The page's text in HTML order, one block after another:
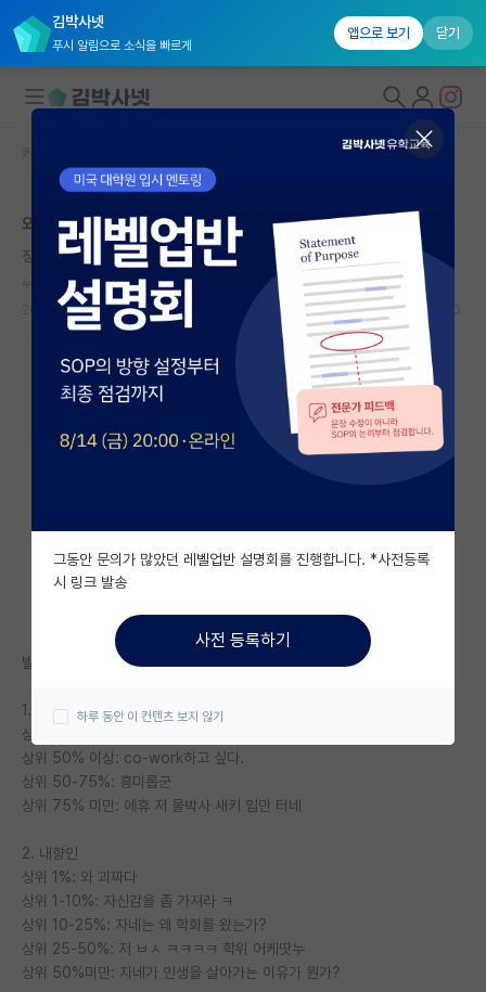
김박사넷
푸시 알림으로 소식을 빠르게
앱으로 보기 닫기
대학원생 모집
국내대학원 정보
연구실&오픈랩
커뮤니티
커뮤니티 홈
전체글보기
베스트 게시판
자유 게시판(아무개랩)
미국 유학 게시판
미국 대학원 합격 후기 게시판
대학원생 모집 게시판
연구실(PI) 홍보 게시판
석박사 채용 정보 게시판
학부 인턴 게시판
취업 게시판
임용 후기 게시판
커뮤니티 홈
외향인과 내향인 학회 발표 반응
징징대는 마르틴 하이데거
누적 신고가 20개 이상인 사용자입니다.
2026.06.14
8 6199
발표 내용 및 연구성과 기준
1. 외향인
상위 1%: 와 지린다 존경스럽다.
상위 50% 이상: co-work하고 싶다.
상위 50-75%: 흥미롭군
상위 75% 미만: 에휴 저 물박사 새키 입만 터네
2. 내향인
상위 1%: 와 괴짜다
상위 1-10%: 자신감을 좀 가져라 ㅋ
상위 10-25%: 자네는 왜 학회를 왔는가?
상위 25-50%: 저 ㅂㅅ ㅋㅋㅋㅋ 학위 어케땃누
상위 50%미만: 자네가 인생을 살아가는 이유가 뭔가?
그동안 문의가 많았던 레벨업반 설명회를 진행합니다. *사전등록
시 링크 발송
사전 등록하기
하루 동안 이 컨텐츠 보지 않기